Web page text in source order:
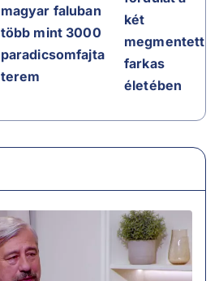
magyar faluban
több mint 3000
paradicsomfajta
terem
két
megmentett
farkas
életében